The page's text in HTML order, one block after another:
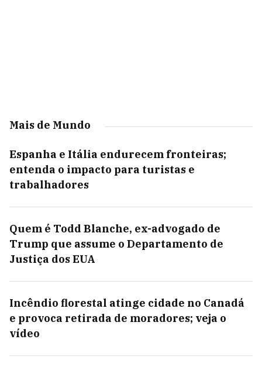
Mais de Mundo
Espanha e Itália endurecem fronteiras;
entenda o impacto para turistas e
trabalhadores
Quem é Todd Blanche, ex-advogado de
Trump que assume o Departamento de
Justiça dos EUA
Incêndio florestal atinge cidade no Canadá
e provoca retirada de moradores; veja o
vídeo